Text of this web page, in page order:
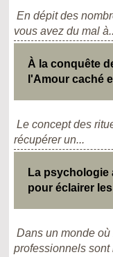
En dépit des
vous avez du mal
À la conquête
l'Amour caché
Le concept des
récupérer un...
La
pour éclairer
Dans un monde
professionnels sont